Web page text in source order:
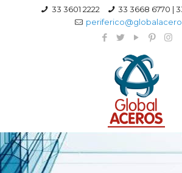
33 3601 2222
33 3668 6770 |